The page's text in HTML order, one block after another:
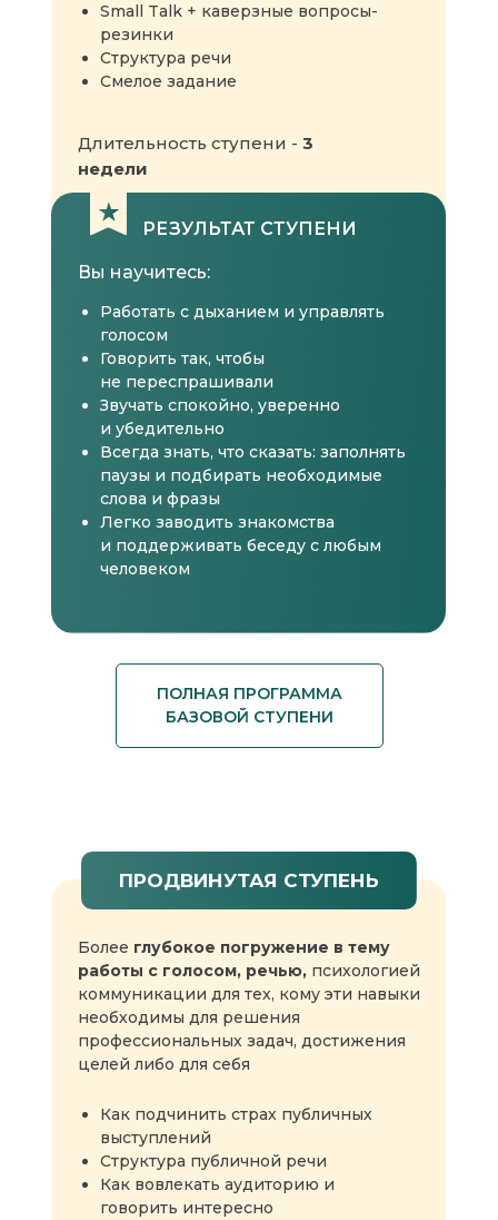
РЕЗУЛЬТАТ СТУПЕНИ
Вы научитесь:
Small Talk + каверзные вопросы-
резинки
Структура речи
Смелое задание
Работать с дыханием и управлять
голосом
Говорить так, чтобы
не переспрашивали
Звучать спокойно, уверенно
и убедительно
Всегда знать, что сказать: заполнять
паузы и подбирать необходимые
слова и фразы
Легко заводить знакомства
и поддерживать беседу с любым
человеком
Длительность ступени - 3
недели
ПОЛНАЯ ПРОГРАММА
БАЗОВОЙ СТУПЕНИ
Урок «Внутренний образ оратора»
Урок «Четыре квадрата восприятия речи»
Урок «Как расширить словарный запас»
Речевая зарядка с куратором онлайн
(30−60 минут)
Модуль 2. Владение голосом
Урок «Энергетика речи»
Урок «Интонация и ритм»
Модуль 3. Искусство беседы
ПРОДВИНУТАЯ СТУПЕНЬ
Более глубокое погружение в тему
работы с голосом, речью, психологией
коммуникации для тех, кому эти навыки
необходимы для решения
профессиональных задач, достижения
целей либо для себя
Как подчинить страх публичных
выступлений
Структура публичной речи
Как вовлекать аудиторию и
говорить интересно